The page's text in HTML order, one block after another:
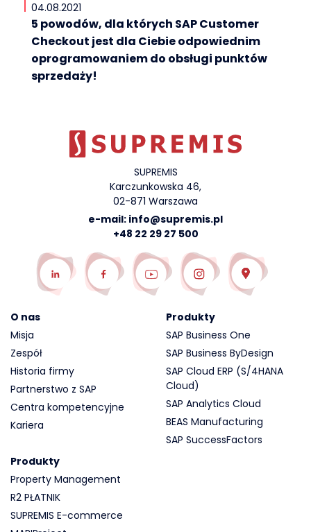
04.08.2021
5 powodów, dla których SAP Customer
Checkout jest dla Ciebie odpowiednim
oprogramowaniem do obsługi punktów
sprzedaży!
SUPREMIS
Karczunkowska 46,
02-871 Warszawa
e-mail: info@supremis.pl
+48 22 29 27 500
O nas
Misja
Zespół
Historia firmy
Partnerstwo z SAP
Centra kompetencyjne
Kariera
Produkty
SAP Business One
SAP Business ByDesign
SAP Cloud ERP (S/4HANA
Cloud)
SAP Analytics Cloud
BEAS Manufacturing
SAP SuccessFactors
Produkty
Property Management
R2 PŁATNIK
SUPREMIS E-commerce